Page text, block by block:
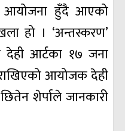
आयोजना हुँदै आएको
हो । ‘अन्तस्करण’
देही आर्टका १७ जना
राखिएको आयोजक देही
शेर्पाले जानकारी